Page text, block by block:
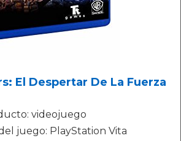
El Despertar De La Fuerza
videojuego
juego: PlayStation Vita